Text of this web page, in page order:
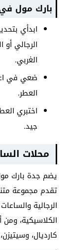
بارك مول
ابدأي
الرجالي
الغربي.
ضعي في
العطر.
اختبري
جيد.
محلات
يضم جدة بارك
تقدم مجموعة
الرجالية
الكلاسيكية،
كارديال،